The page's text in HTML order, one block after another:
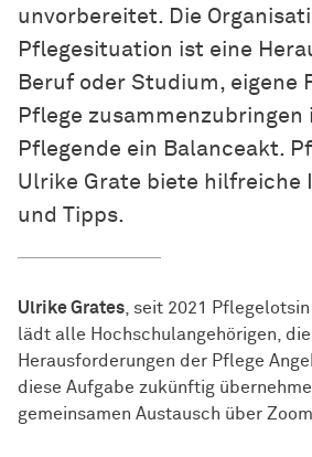
unvorbereitet. Die
Pflegesituation ist eine
Beruf oder Studium, eigene
Pflege zusammenzubringen
Pflegende ein Balanceakt.
Ulrike Grate biete hilfreiche
und Tipps.
Ulrike Grates , seit 2021
lädt alle Hochschulangehörigen,
Herausforderungen der Pflege
diese Aufgabe zukünftig
gemeinsamen Austausch über Zoom